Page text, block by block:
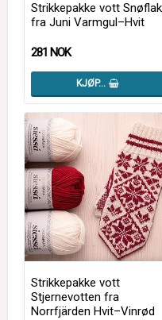
Strikkepakke vott Snøflak
fra Juni Varmgul–Hvit
281 NOK
KJØP…
Strikkepakke vott
Stjernevotten fra
Norrfjärden Hvit–Vinrød